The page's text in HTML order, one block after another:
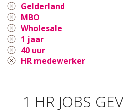
Gelderland
MBO
Wholesale
1 jaar
40 uur
HR medewerker
1 HR JOBS